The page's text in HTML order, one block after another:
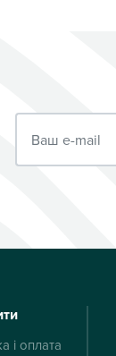
і оплата